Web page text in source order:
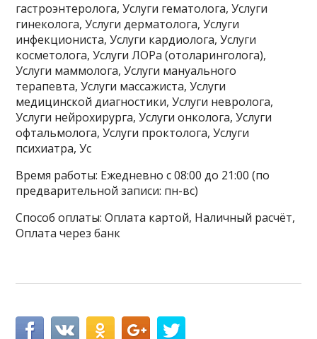
гастроэнтеролога, Услуги гематолога, Услуги
гинеколога, Услуги дерматолога, Услуги
инфекциониста, Услуги кардиолога, Услуги
косметолога, Услуги ЛОРа (отоларинголога),
Услуги маммолога, Услуги мануального
терапевта, Услуги массажиста, Услуги
медицинской диагностики, Услуги невролога,
Услуги нейрохирурга, Услуги онколога, Услуги
офтальмолога, Услуги проктолога, Услуги
психиатра, Ус
Время работы: Ежедневно с 08:00 до 21:00 (по
предварительной записи: пн-вс)
Способ оплаты: Оплата картой, Наличный расчёт,
Оплата через банк